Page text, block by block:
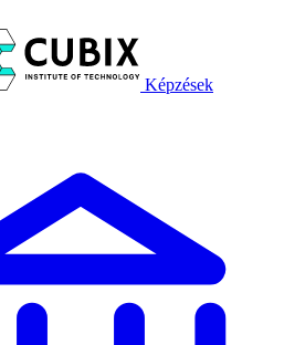
Képzések